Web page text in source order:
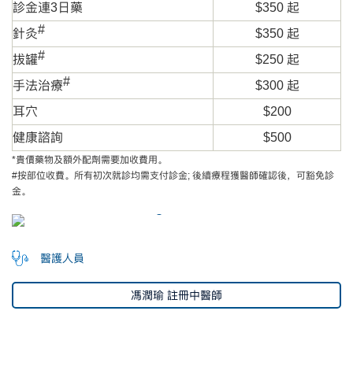
診金連3日藥
$350 起
針灸#
$350 起
拔罐#
$250 起
手法治療#
$300 起
耳穴
$200
健康諮詢
$500
*貴價藥物及額外配劑需要加收費用。
#按部位收費。所有初次就診均需支付診金; 後續療程獲醫師確認後，可豁免診
金。
醫護人員
馮潤瑜 註冊中醫師